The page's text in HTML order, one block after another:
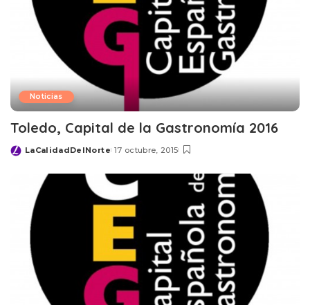
Noticias
Toledo, Capital de la Gastronomía 2016
Posted
LaCalidadDelNorte 17 octubre, 2015